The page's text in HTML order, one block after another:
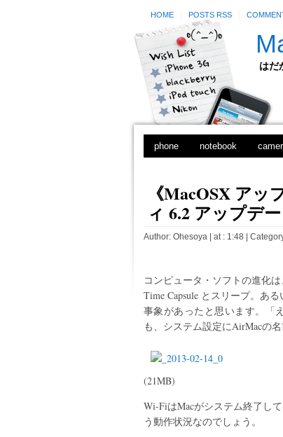
HOME POSTS RSS
はだ
phone notebook
《MacOSX ア
ィ 6.2 アップデ
Author: Ohesoya| at : 1:48 |
コンピュータ・ソフトの進化
Time Capsule とスリープ。あ
事象があったと思います。「
も、システム設定にAirMacの名
(21MB)
Wi-FiはMacがシステム終了し
う動作状況なのでしょう。